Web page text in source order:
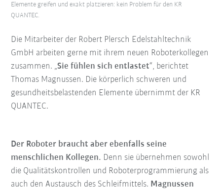
Die Mitarbeiter der Robert Plersch Edelstahltechnik
GmbH arbeiten gerne mit ihrem neuen Roboterkollegen
zusammen. „Sie fühlen sich entlastet“, berichtet
Thomas Magnussen. Die körperlich schweren und
gesundheitsbelastenden Elemente übernimmt der KR
QUANTEC.
Elemente greifen und exakt platzieren: kein Problem für den KR
QUANTEC.
Der Roboter braucht aber ebenfalls seine
menschlichen Kollegen. Denn sie übernehmen sowohl
die Qualitätskontrollen und Roboterprogrammierung als
auch den Austausch des Schleifmittels. Magnussen